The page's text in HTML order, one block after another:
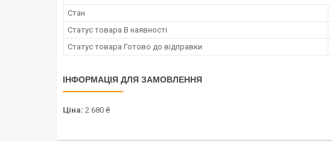
Стан
Статус товара В наявності
Статус товара Готово до відправки
ІНФОРМАЦІЯ ДЛЯ ЗАМОВЛЕННЯ
Ціна: 2 680 ₴